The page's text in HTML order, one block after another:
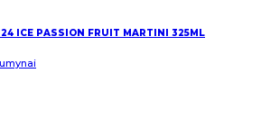
ICE PASSION FRUIT MARTINI 325ML